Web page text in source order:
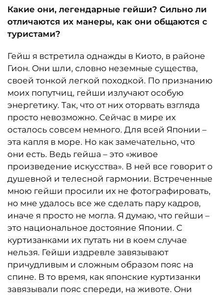
Какие они, легендарные гейши? Сильно ли
отличаются их манеры, как они общаются с
туристами?
Гейш я встретила однажды в Киото, в районе
Гион. Они шли, словно неземные существа,
своей тонкой легкой походкой. По признанию
моих попутчиц, гейши излучают особую
энергетику. Так, что от них оторвать взгляда
просто невозможно. Сейчас в мире их
осталось совсем немного. Для всей Японии –
эта капля в море. Но как замечательно, что
они есть. Ведь гейша – это «живое
произведение искусства». В ней все говорит о
душевной и телесной гармонии. Встреченные
мною гейши просили их не фотографировать,
но мне удалось все же сделать пару кадров,
иначе я просто не могла. Я думаю, что гейши –
это национальное достояние Японии. С
куртизанками их путать ни в коем случае
нельзя. Гейши издревле завязывают
причудливым и сложным образом пояс на
спине. В то время, как японские куртизанки
завязывали пояс спереди, на животе. Они